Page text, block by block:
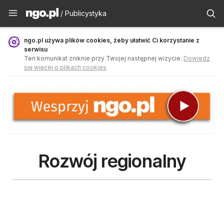
Publicystyka - ngo.pl
/ Publicystyka
ngo.pl używa plików cookies, żeby ułatwić Ci korzystanie z
serwisu
Ten komunikat zniknie przy Twojej następnej wizycie. Dowiedz
się więcej o plikach cookies
Rozwój regionalny